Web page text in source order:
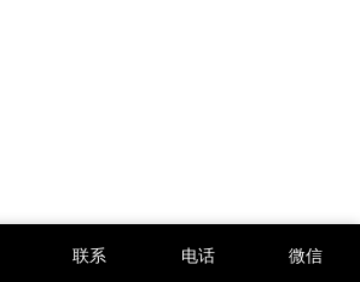
联系 电话 微信